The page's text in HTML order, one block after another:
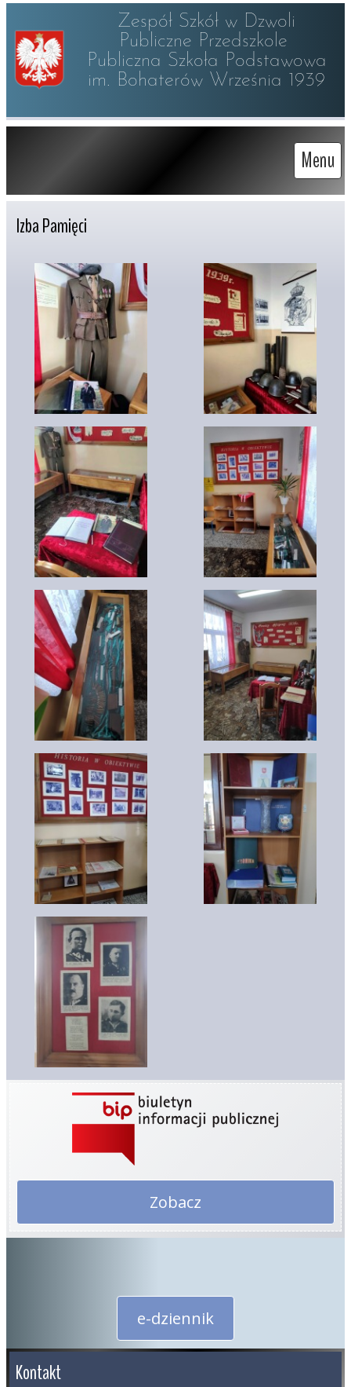
Zespół Szkół w Dzwoli
Publiczne Przedszkole
Publiczna Szkoła Podstawowa
im. Bohaterów Września 1939
Menu
Izba Pamięci
Zobacz
e-dziennik
Kontakt